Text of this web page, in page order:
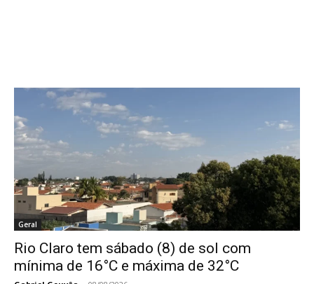
Geral
Rio Claro tem sábado (8) de sol com
mínima de 16°C e máxima de 32°C